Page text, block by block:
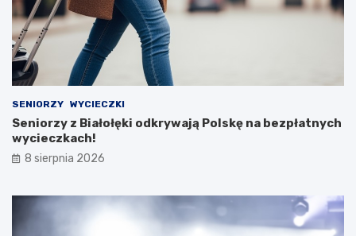
SENIORZY WYCIECZKI
Seniorzy z Białołęki odkrywają Polskę na bezpłatnych
wycieczkach!
8 sierpnia 2026